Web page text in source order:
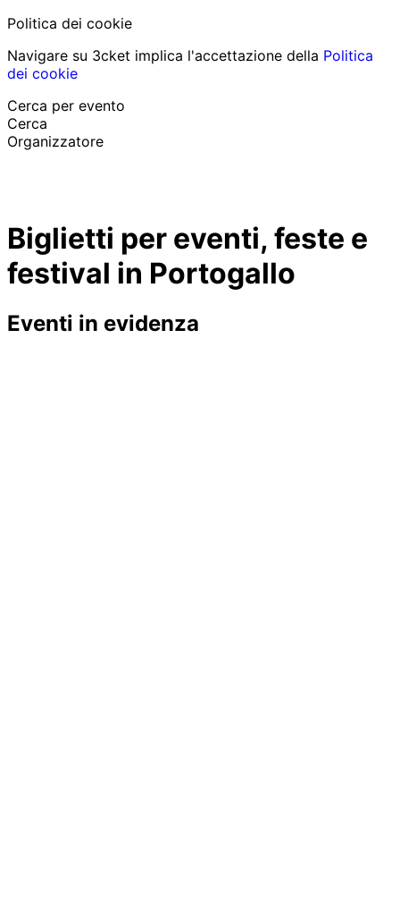
Politica dei cookie
Navigare su 3cket implica l'accettazione della Politica
dei cookie
Cerca per evento
Cerca
Organizzatore
Aiuto per il partecipante Ho perso il mio biglietto
Login Promuovi evento
Biglietti per eventi, feste e
festival in Portogallo
Eventi in evidenza